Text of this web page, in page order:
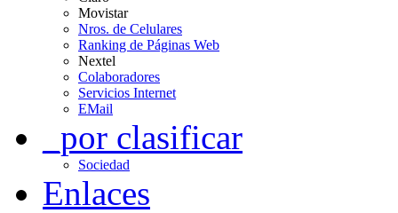
Movistar
Nros. de Celulares
Ranking de Páginas Web
Nextel
Colaboradores
Servicios Internet
EMail
_por clasificar
Sociedad
Enlaces